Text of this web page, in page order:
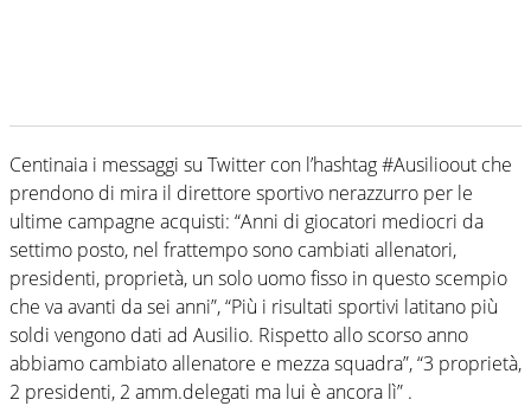
Centinaia i messaggi su Twitter con l’hashtag #Ausilioout che
prendono di mira il direttore sportivo nerazzurro per le
ultime campagne acquisti: “Anni di giocatori mediocri da
settimo posto, nel frattempo sono cambiati allenatori,
presidenti, proprietà, un solo uomo fisso in questo scempio
che va avanti da sei anni”, “Più i risultati sportivi latitano più
soldi vengono dati ad Ausilio. Rispetto allo scorso anno
abbiamo cambiato allenatore e mezza squadra”, “3 proprietà,
2 presidenti, 2 amm.delegati ma lui è ancora lì” .